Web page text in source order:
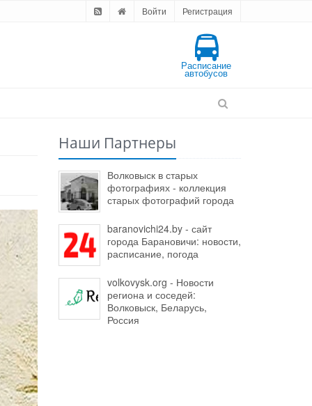
Войти Регистрация
Расписание
автобусов
Наши Партнеры
Волковыск в старых
фотографиях - коллекция
старых фотографий города
baranovichi24.by - сайт
города Барановичи: новости,
расписание, погода
volkovysk.org - Новости
региона и соседей:
Волковыск, Беларусь,
Россия